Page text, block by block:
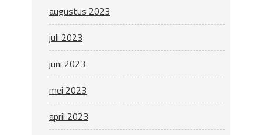
augustus 2023
juli 2023
juni 2023
mei 2023
april 2023